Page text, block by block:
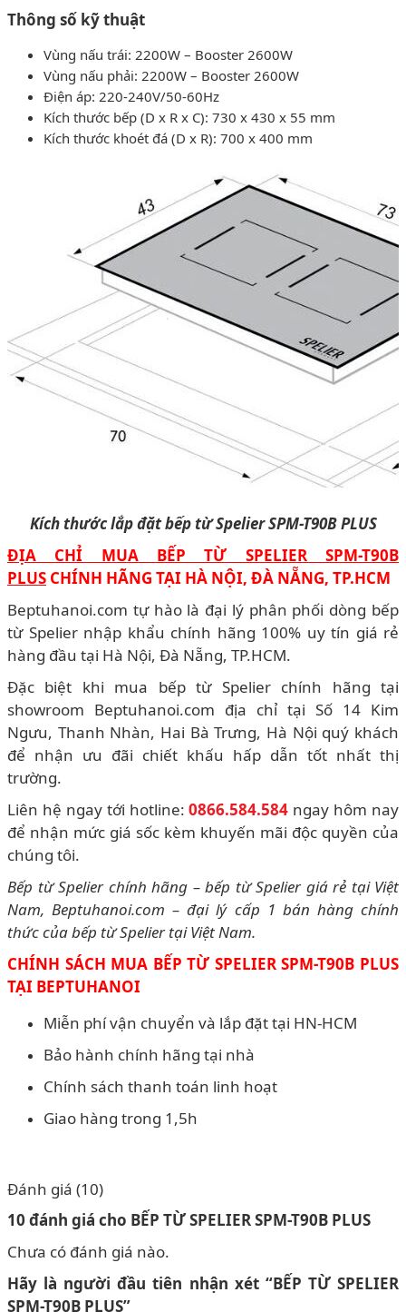
Thông số kỹ thuật
Vùng nấu trái: 2200W – Booster 2600W
Vùng nấu phải: 2200W – Booster 2600W
Điện áp: 220-240V/50-60Hz
Kích thước bếp (D x R x C): 730 x 430 x 55 mm
Kích thước khoét đá (D x R): 700 x 400 mm
Kích thước lắp đặt bếp từ Spelier SPM-T90B PLUS
ĐỊA CHỈ MUA BẾP TỪ SPELIER SPM-T90B
PLUS CHÍNH HÃNG TẠI HÀ NỘI, ĐÀ NẴNG, TP.HCM
Beptuhanoi.com tự hào là đại lý phân phối dòng bếp
từ Spelier nhập khẩu chính hãng 100% uy tín giá rẻ
hàng đầu tại Hà Nội, Đà Nẵng, TP.HCM.
Đặc biệt khi mua bếp từ Spelier chính hãng tại
showroom Beptuhanoi.com địa chỉ tại Số 14 Kim
Ngưu, Thanh Nhàn, Hai Bà Trưng, Hà Nội quý khách
để nhận ưu đãi chiết khấu hấp dẫn tốt nhất thị
trường.
Liên hệ ngay tới hotline:0866.584.584 ngay hôm nay
để nhận mức giá sốc kèm khuyến mãi độc quyền của
chúng tôi.
Bếp từ Spelier chính hãng – bếp từ Spelier giá rẻ tại Việt
Nam, Beptuhanoi.com – đại lý cấp 1 bán hàng chính
thức của bếp từ Spelier tại Việt Nam.
CHÍNH SÁCH MUA BẾP TỪ SPELIER SPM-T90B PLUS
TẠI BEPTUHANOI
Miễn phí vận chuyển và lắp đặt tại HN-HCM
Bảo hành chính hãng tại nhà
Chính sách thanh toán linh hoạt
Giao hàng trong 1,5h
Đánh giá (10)
10 đánh giá cho BẾP TỪ SPELIER SPM-T90B PLUS
Chưa có đánh giá nào.
Hãy là người đầu tiên nhận xét “BẾP TỪ SPELIER
SPM-T90B PLUS”